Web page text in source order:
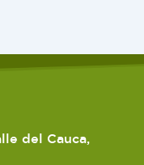
del Cauca,